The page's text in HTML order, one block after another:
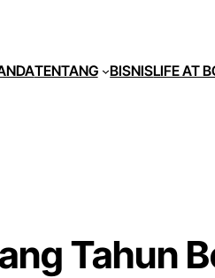
TENTANG BISNISLIFE AT
Tahun